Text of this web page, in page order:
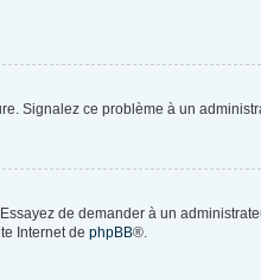
Signalez ce problème à un
de demander à un
Internet de phpBB®.